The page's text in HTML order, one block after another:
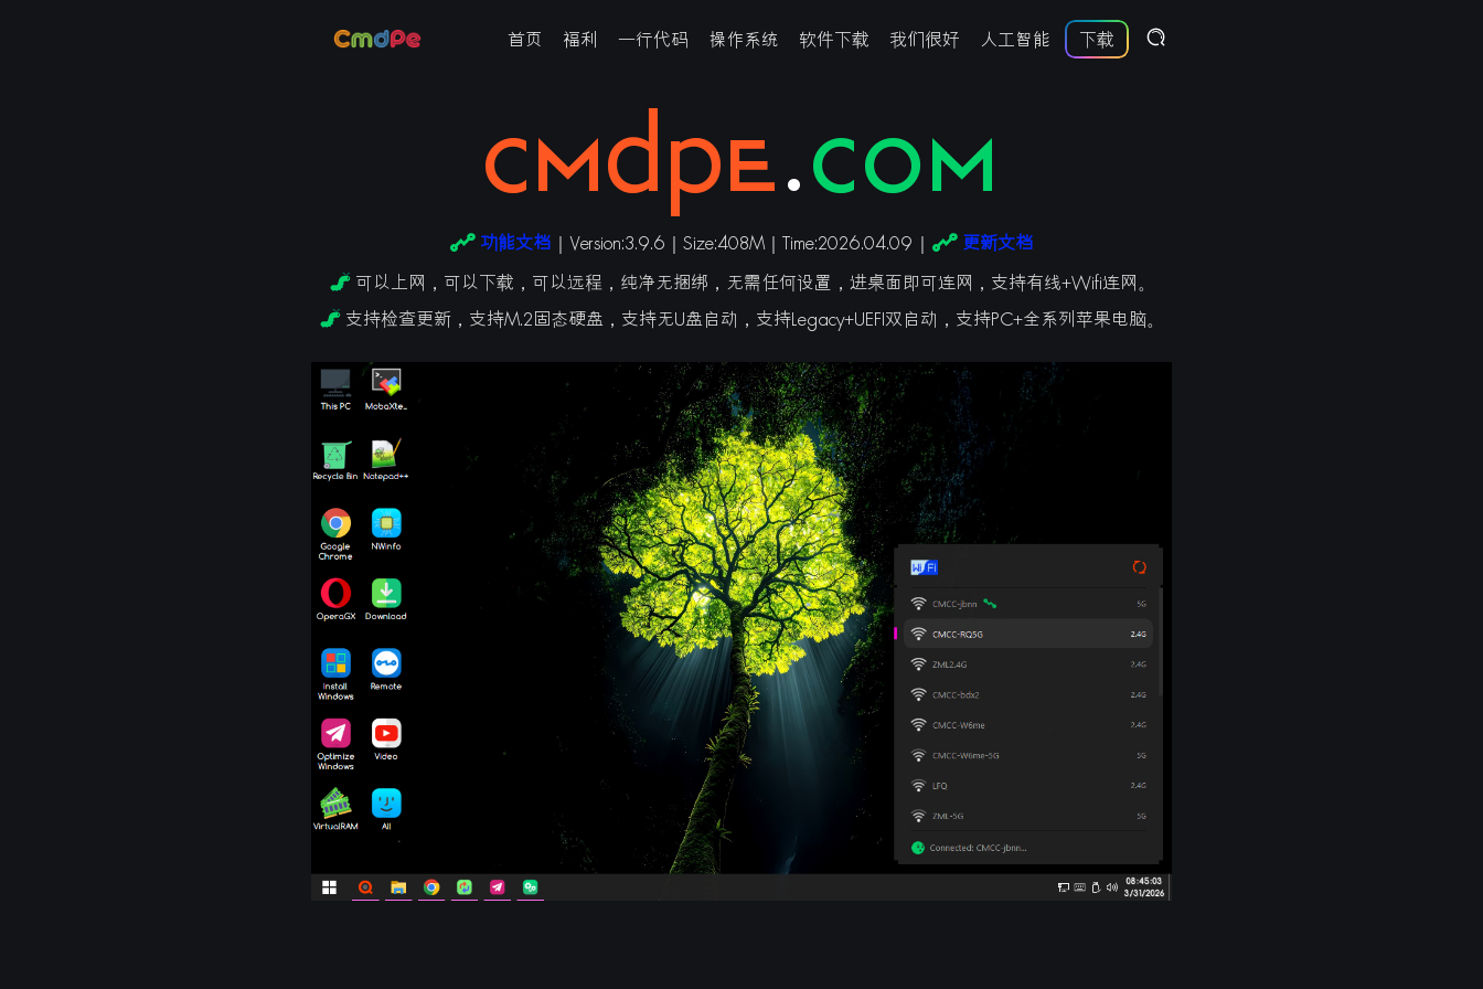
首页 下载
福利 一行代码 操作系统 软件下载 我们很好 人工智能
cmdpe.com
功能文档 ｜ Version:3.9.6｜Size:408M｜Time:2026.04.09 ｜
更新文档
可以上网，可以下载，可以远程，纯净无捆绑，无需任何设置，进桌面即可连网，支持有线+Wifi连网。
支持检查更新，支持M.2固态硬盘，支持无U盘启动，支持Legacy+UEFI双启动，支持PC+全系列苹果电脑。